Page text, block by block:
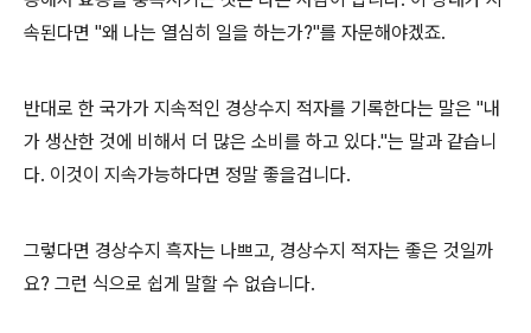
속된다면 "왜 나는 열심히 일을 하는가?"를 자문해야겠죠.
반대로 한 국가가 지속적인 경상수지 적자를 기록한다는 말은 "내
가 생산한 것에 비해서 더 많은 소비를 하고 있다."는 말과 같습니
다. 이것이 지속가능하다면 정말 좋을겁니다.
그렇다면 경상수지 흑자는 나쁘고, 경상수지 적자는 좋은 것일까
요? 그런 식으로 쉽게 말할 수 없습니다.